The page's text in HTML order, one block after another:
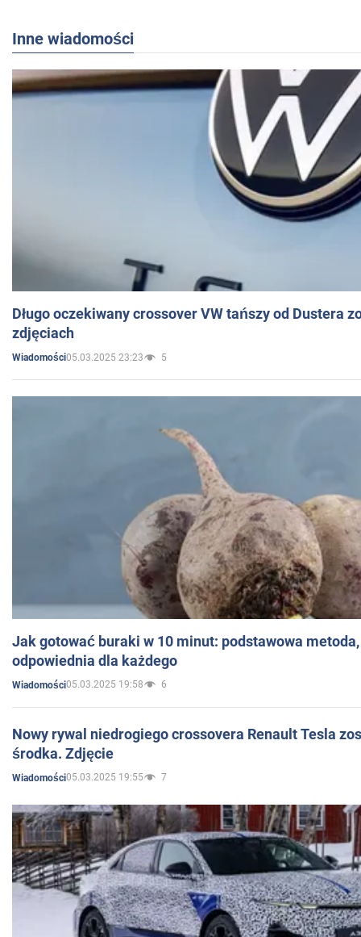
Inne wiadomości
Długo oczekiwany crossover VW tańszy od Dustera
zdjęciach
Wiadomości05.03.2025 23:23 5
Jak gotować buraki w 10 minut: podstawowa
odpowiednia dla każdego
Wiadomości05.03.2025 19:58 6
Nowy rywal niedrogiego crossovera Renault Tesla
środka. Zdjęcie
Wiadomości05.03.2025 19:55 7